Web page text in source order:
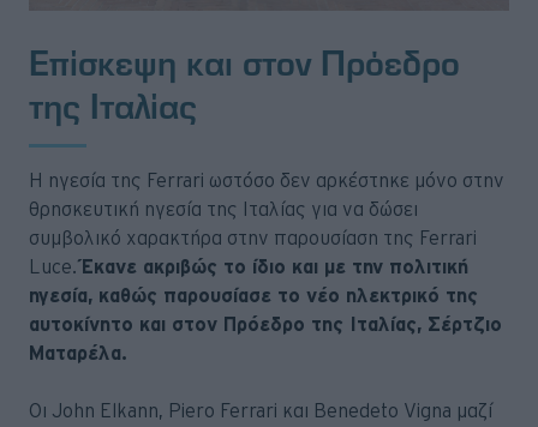
Επίσκεψη και στον Πρόεδρο
της Ιταλίας
Η ηγεσία της Ferrari ωστόσο δεν αρκέστηκε μόνο στην
θρησκευτική ηγεσία της Ιταλίας για να δώσει
συμβολικό χαρακτήρα στην παρουσίαση της Ferrari
Luce.Έκανε ακριβώς το ίδιο και με την πολιτική
ηγεσία, καθώς παρουσίασε το νέο ηλεκτρικό της
αυτοκίνητο και στον Πρόεδρο της Ιταλίας, Σέρτζιο
Ματαρέλα.
Οι John Elkann, Piero Ferrari και Benedeto Vigna μαζί